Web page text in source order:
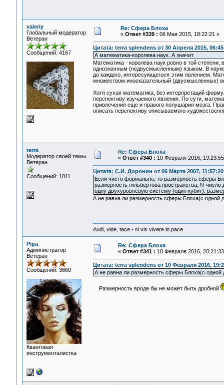
valeriy
Глобальный модератор
Ветеран
Сообщений: 4167
Re: Сфера Блоха
« Ответ #339 : 06 Мая 2015, 18:22:21 »
Цитата: terra splendens от 30 Апреля 2015,
А математика-королева наук. А значит
Математика - королева наук ровно в той степени,
однозначным (недвусмысленным) языком. В
до каждого, интересующегося этим явлением.
множеством иносказательный (двусмысленных)
Хотя сухая математика, без интерпретаций
перспективу изучаемого явления. По сути,
привлечения еще и правого полушария мозга.
описать перспективу описываемого
terra
Модератор своей темы
Ветеран
Сообщений: 1811
Re: Сфера Блоха
« Ответ #340 : 10 Февраля 2016,
Цитата: С.И. Доронин от 06 Марта 2007, 11:57:20
Если чисто формально, то размерность сферы
размерность гильбертова пространства, N-
одну двухуровневую систему (один кубит),
А не равна ли размерность сферы Блоха(с одной
Audi, vide, tace - si vis vivere in pace.
Pipa
Администратор
Ветеран
Сообщений: 3660
Квантовая
инструменталистка
Re: Сфера Блоха
« Ответ #341 : 10 Февраля 2016,
Цитата: terra splendens от 10 Февраля 2016,
А не равна ли размерность сферы Блоха(с одной
Размерность вроде бы не может быть дробной